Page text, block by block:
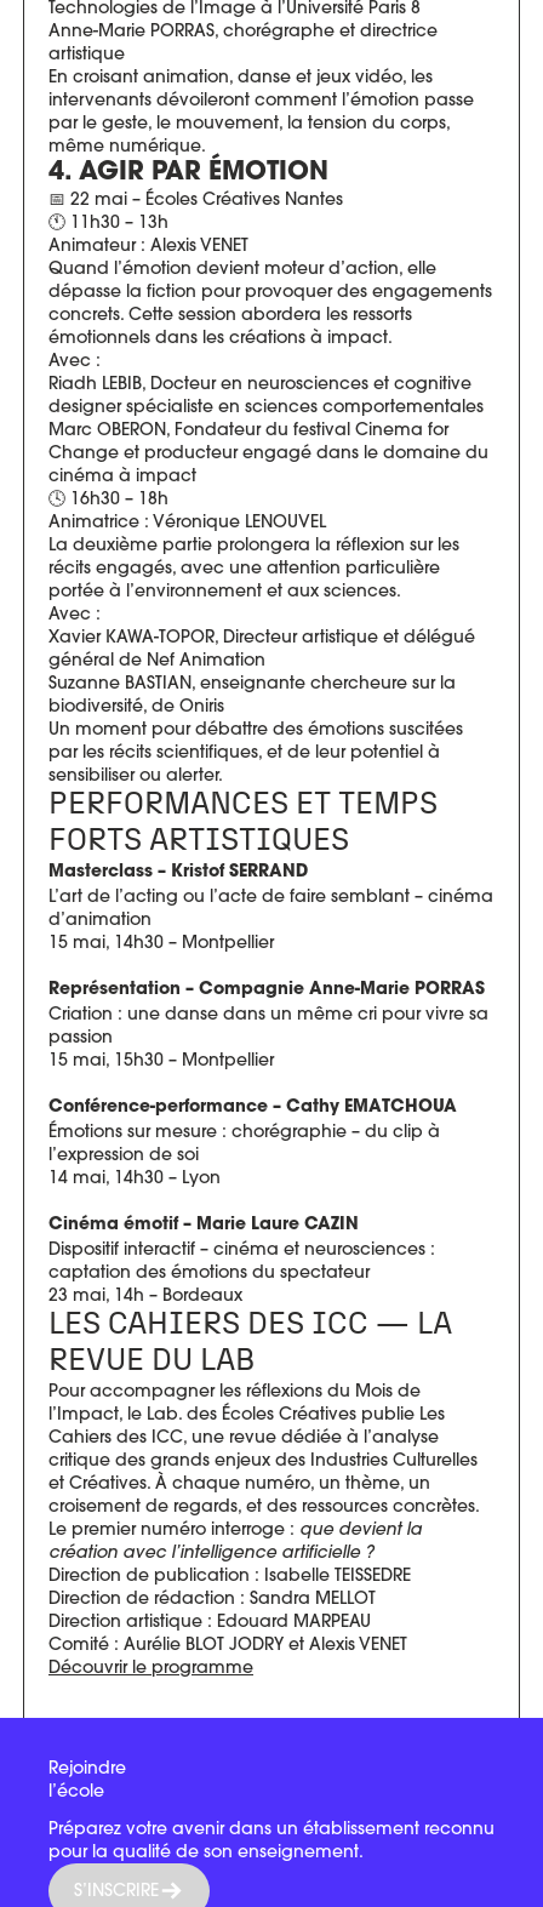
Technologies de l’Image à l’Université Paris 8
Anne-Marie PORRAS, chorégraphe et directrice
artistique
En croisant animation, danse et jeux vidéo, les
intervenants dévoileront comment l’émotion passe
par le geste, le mouvement, la tension du corps,
même numérique.
4. AGIR PAR ÉMOTION
📅 22 mai – Écoles Créatives Nantes
🕚 11h30 – 13h
Animateur : Alexis VENET
Quand l’émotion devient moteur d’action, elle
dépasse la fiction pour provoquer des engagements
concrets. Cette session abordera les ressorts
émotionnels dans les créations à impact.
Avec :
Riadh LEBIB, Docteur en neurosciences et cognitive
designer spécialiste en sciences comportementales
Marc OBERON, Fondateur du festival Cinema for
Change et producteur engagé dans le domaine du
cinéma à impact
🕓 16h30 – 18h
Animatrice : Véronique LENOUVEL
La deuxième partie prolongera la réflexion sur les
récits engagés, avec une attention particulière
portée à l’environnement et aux sciences.
Avec :
Xavier KAWA-TOPOR, Directeur artistique et délégué
général de Nef Animation
Suzanne BASTIAN, enseignante chercheure sur la
biodiversité, de Oniris
Un moment pour débattre des émotions suscitées
par les récits scientifiques, et de leur potentiel à
sensibiliser ou alerter.
PERFORMANCES ET TEMPS
FORTS ARTISTIQUES
Masterclass – Kristof SERRAND
L’art de l’acting ou l’acte de faire semblant – cinéma
d’animation
15 mai, 14h30 – Montpellier
Représentation – Compagnie Anne-Marie PORRAS
Criation : une danse dans un même cri pour vivre sa
passion
15 mai, 15h30 – Montpellier
Conférence-performance – Cathy EMATCHOUA
Émotions sur mesure : chorégraphie – du clip à
l’expression de soi
14 mai, 14h30 – Lyon
Cinéma émotif – Marie Laure CAZIN
Dispositif interactif – cinéma et neurosciences :
captation des émotions du spectateur
23 mai, 14h – Bordeaux
LES CAHIERS DES ICC — LA
REVUE DU LAB
Pour accompagner les réflexions du Mois de
l’Impact, le Lab. des Écoles Créatives publie Les
Cahiers des ICC, une revue dédiée à l’analyse
critique des grands enjeux des Industries Culturelles
et Créatives. À chaque numéro, un thème, un
croisement de regards, et des ressources concrètes.
Le premier numéro interroge : que devient la
création avec l’intelligence artificielle ?
Direction de publication : Isabelle TEISSEDRE
Direction de rédaction : Sandra MELLOT
Direction artistique : Edouard MARPEAU
Comité : Aurélie BLOT JODRY et Alexis VENET
Découvrir le programme
Rejoindre
l’école
Préparez votre avenir dans un établissement reconnu
pour la qualité de son enseignement.
S’INSCRIRE